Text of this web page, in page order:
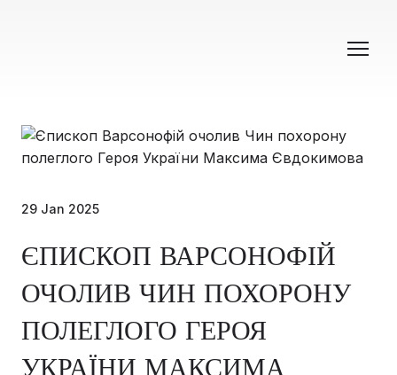
29 Jan 2025
ЄПИСКОП ВАРСОНОФІЙ
ОЧОЛИВ ЧИН ПОХОРОНУ
ПОЛЕГЛОГО ГЕРОЯ
УКРАЇНИ МАКСИМА